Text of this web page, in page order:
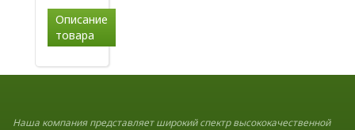
Описание
товара
Наша компания представляет широкий спектр высококачественной